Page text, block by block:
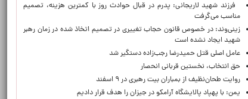
فرزند شهید لاریجانی: پدرم در قبال حوادث روز با کمترین هزینه، تصمیم
مناسب می‌گرفت
زینی‌وند: در خصوص قانون حجاب تغییری در تصمیم اتخاذ شده در زمان رهبر
شهید ایجاد نشده است
عامل اصلی قتل حمیدرضا رجب‌زاده دستگیر شد
حق انتخاب، نخستین قربانی انحصار
روایت طحان‌نظیف از بمباران بیت رهبری در ۹ اسفند
یمن: با پهپاد پالایشگاه آرامکو در جیزان را هدف قرار دادیم